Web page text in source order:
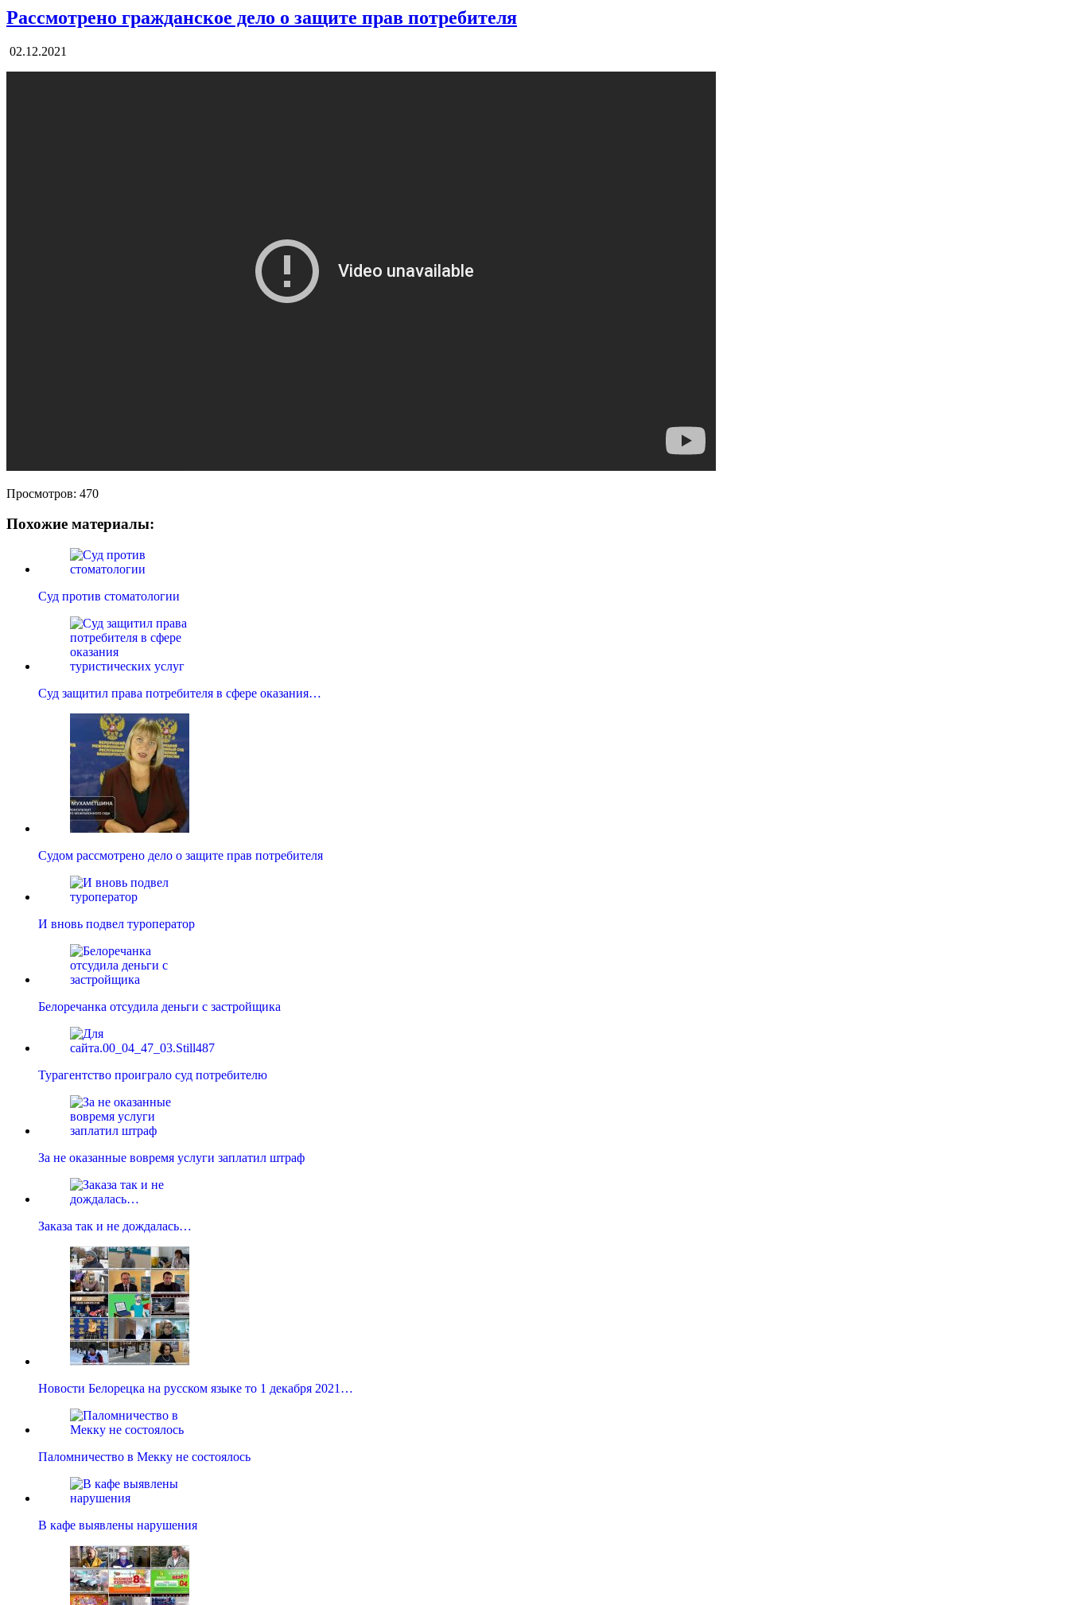
Рассмотрено гражданское дело о защите прав потребителя
02.12.2021
Просмотров: 470
Похожие материалы:
Суд против стоматологии
Суд защитил права потребителя в сфере оказания…
Судом рассмотрено дело о защите прав потребителя
И вновь подвел туроператор
Белоречанка отсудила деньги с застройщика
Турагентство проиграло суд потребителю
За не оказанные вовремя услуги заплатил штраф
Заказа так и не дождалась…
Новости Белорецка на русском языке то 1 декабря 2021…
Паломничество в Мекку не состоялось
В кафе выявлены нарушения